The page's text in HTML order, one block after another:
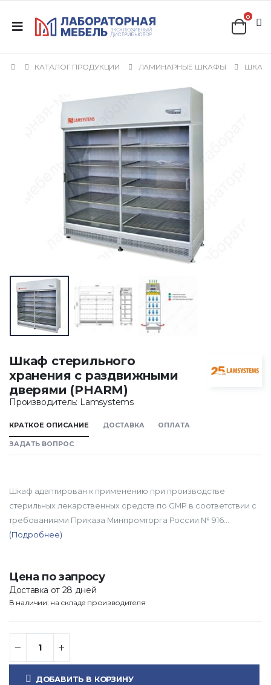
0
КАТАЛОГ ПРОДУКЦИИ ЛАМИНАРНЫЕ ШКАФЫ
Шкаф стерильного
хранения с раздвижными
дверями (PHARM)
Производитель: Lamsystems
КРАТКОЕ ОПИСАНИЕ ДОСТАВКА ОПЛАТА
ЗАДАТЬ ВОПРОС
Шкаф адаптирован к применению при производстве
стерильных лекарственных средств по GMP в соответствии с
требованиями Приказа Минпромторга России № 916...
(Подробнее)
Цена по запросу
Доставка от 28 дней
В наличии: на складе производителя
ДОБАВИТЬ В КОРЗИНУ